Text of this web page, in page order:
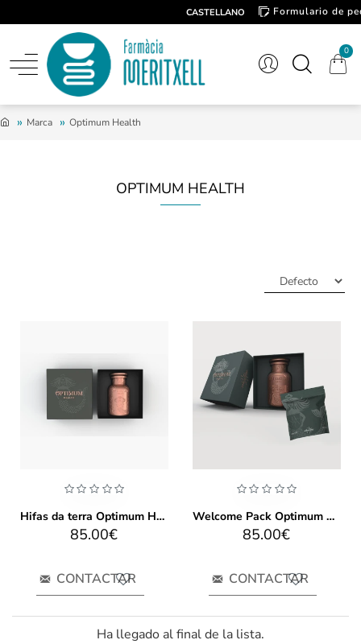
CASTELLANO
Formulario de
0
Marca Optimum Health
OPTIMUM HEALTH
Hifas da terra Optimum Health 60 caps
85.00€
CONTACTAR
Welcome Pack Optimum Health
85.00€
CONTACTAR
Ha llegado al final de la lista.